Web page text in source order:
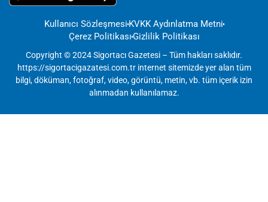
Kullanıcı SözleşmesiKVKK Aydınlatma Metni
Çerez PolitikasıGizlilik Politikası
Copyright © 2024 Sigortacı Gazetesi – Tüm hakları saklıdır.
https://sigortacigazatesi.com.tr internet sitemizde yer alan tüm
bilgi, döküman, fotoğraf, video, görüntü, metin, vb. tüm içerik izin
alınmadan kullanılamaz.